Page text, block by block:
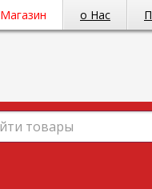
Магазин о Нас